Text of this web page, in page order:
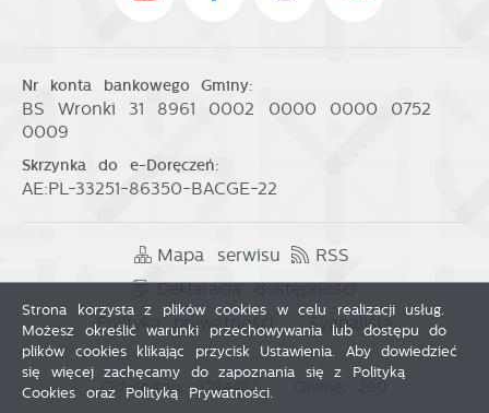
Nr konta bankowego Gminy:
BS Wronki 31 8961 0002 0000 0000 0752
0009
Skrzynka do e-Doręczeń:
AE:PL-33251-86350-BACGE-22
Mapa serwisu
RSS
Deklaracja dostępności
Polityka prywatności
Sygnalista
Odwiedzin: 3794492
Strona korzysta z plików cookies w celu realizacji usług.
Możesz określić warunki przechowywania lub dostępu do
plików cookies klikając przycisk Ustawienia. Aby dowiedzieć
się więcej zachęcamy do zapoznania się z Polityką
Cookies oraz Polityką Prywatności.